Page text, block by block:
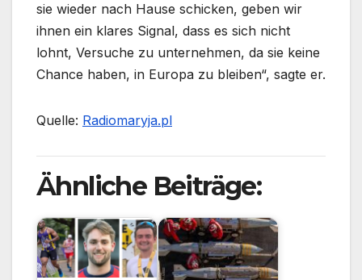
sie wieder nach Hause schicken, geben wir
ihnen ein klares Signal, dass es sich nicht
lohnt, Versuche zu unternehmen, da sie keine
Chance haben, in Europa zu bleiben“, sagte er.
Quelle: Radiomaryja.pl
Ähnliche Beiträge: